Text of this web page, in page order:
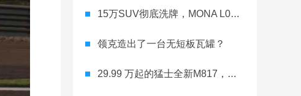
15万SUV彻底洗牌，MONA L03直接降维打击
领克造出了一台无短板瓦罐？
29.99 万起的猛士全新M817，从此越野不靠老司机